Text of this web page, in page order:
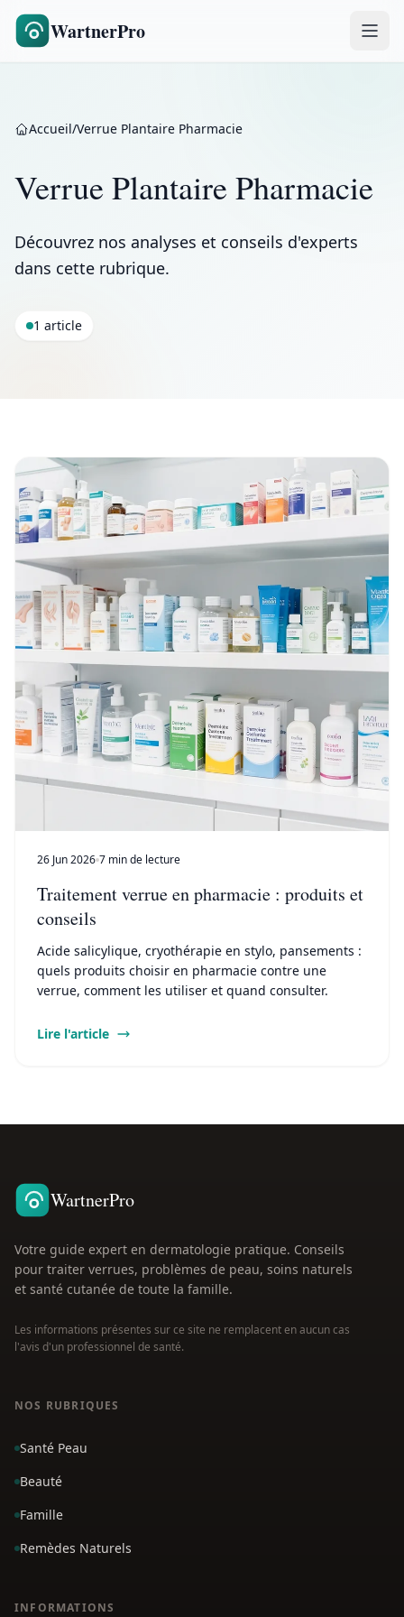
WartnerPro
Accueil/Verrue Plantaire Pharmacie
Verrue Plantaire Pharmacie
Découvrez nos analyses et conseils d'experts
dans cette rubrique.
1 article
26 Jun 2026 7 min de lecture
Traitement verrue en pharmacie : produits et
conseils
Acide salicylique, cryothérapie en stylo, pansements :
quels produits choisir en pharmacie contre une
verrue, comment les utiliser et quand consulter.
Lire l'article
WartnerPro
Votre guide expert en dermatologie pratique. Conseils
pour traiter verrues, problèmes de peau, soins naturels
et santé cutanée de toute la famille.
Les informations présentes sur ce site ne remplacent en aucun cas
l'avis d'un professionnel de santé.
NOS RUBRIQUES
Santé Peau
Beauté
Famille
Remèdes Naturels
INFORMATIONS